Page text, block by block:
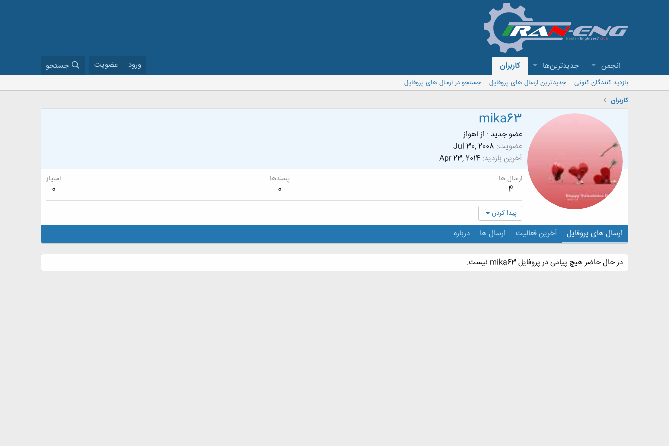
انجمن جدیدترین‌ها کاربران ورود عضویت جستجو
بازدید کنندگان کنونی جدیدترین ارسال های پروفایل
جستجو در ارسال های پروفایل
کاربران
mika63
عضو جدید · از اهواز
عضویت Jul 30, 2008
آخرین بازدید Apr 23, 2014
ارسال ها
4
پسندها
0
امتیاز
0
پیدا کردن
ارسال های پروفایل آخرین فعالیت ارسال ها درباره
در حال حاضر هیچ پیامی در پروفایل mika63 نیست.